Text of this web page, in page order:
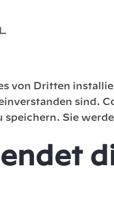
von Dritten
sind.
Sie